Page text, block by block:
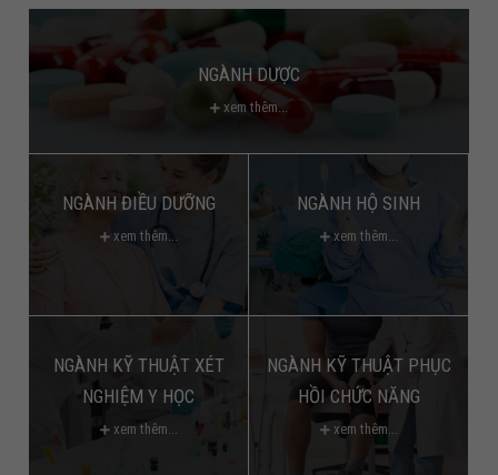
NGÀNH DƯỢC
xem thêm...
NGÀNH ĐIỀU DƯỠNG
xem thêm...
NGÀNH HỘ SINH
xem thêm...
NGÀNH KỸ THUẬT XÉT
NGHIỆM Y HỌC
xem thêm...
NGÀNH KỸ THUẬT PHỤC
HỒI CHỨC NĂNG
xem thêm...